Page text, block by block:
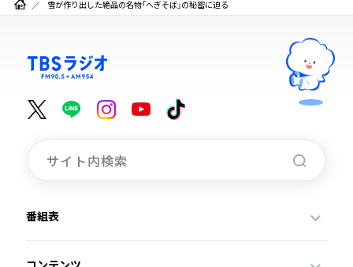
雪が作り出した絶品の名物「へぎそば」の秘密に迫る
番組表